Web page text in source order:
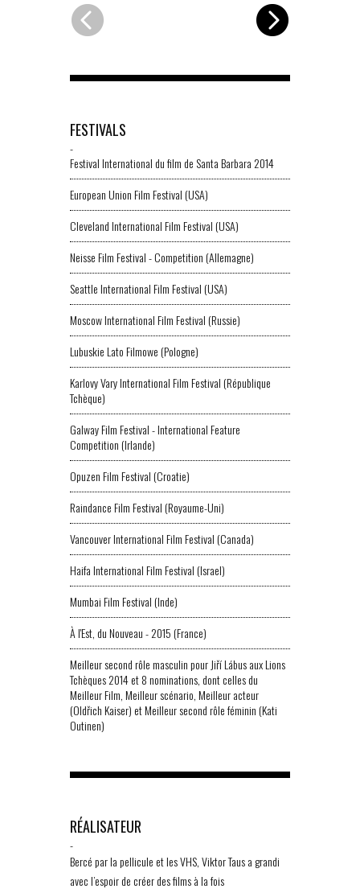
FESTIVALS
-
Festival International du film de Santa Barbara 2014
European Union Film Festival (USA)
Cleveland International Film Festival (USA)
Neisse Film Festival - Competition (Allemagne)
Seattle International Film Festival (USA)
Moscow International Film Festival (Russie)
Lubuskie Lato Filmowe (Pologne)
Karlovy Vary International Film Festival (République
Tchèque)
Galway Film Festival - International Feature
Competition (Irlande)
Opuzen Film Festival (Croatie)
Raindance Film Festival (Royaume-Uni)
Vancouver International Film Festival (Canada)
Haifa International Film Festival (Israel)
Mumbai Film Festival (Inde)
À l'Est, du Nouveau - 2015 (France)
Meilleur second rôle masculin pour Jiří Lábus aux Lions
Tchèques 2014 et 8 nominations, dont celles du
Meilleur Film, Meilleur scénario, Meilleur acteur
(Oldřich Kaiser) et Meilleur second rôle féminin (Kati
Outinen)
RÉALISATEUR
-
Bercé par la pellicule et les VHS, Viktor Taus a grandi
avec l’espoir de créer des films à la fois